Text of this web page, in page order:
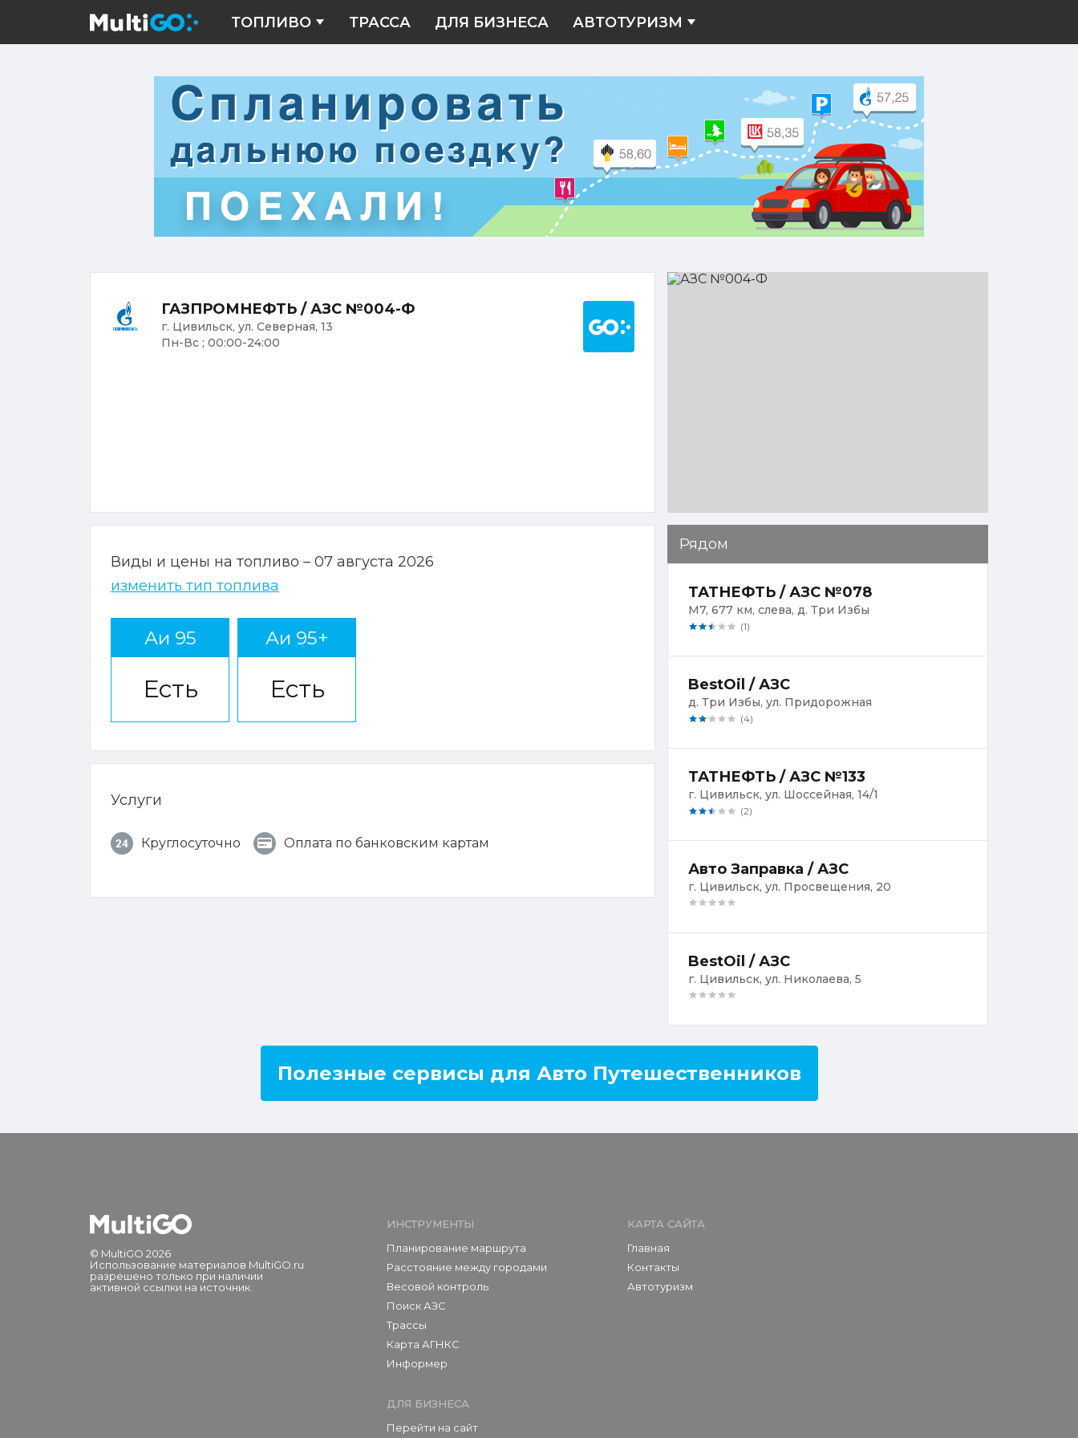
ТОПЛИВО ТРАССА ДЛЯ БИЗНЕСА АВТОТУРИЗМ
ГАЗПРОМНЕФТЬ / АЗС №004-Ф
г. Цивильск, ул. Северная, 13
Пн-Вс ; 00:00-24:00
Построить маршрут на Yandex.
АЗС
Виды и цены на топливо – 07 августа 2026
изменить тип топлива
Аи 95
Есть
Аи 95+
Есть
Услуги
Круглосуточно Оплата по банковским картам
Рядом
ТАТНЕФТЬ / АЗС №078
М7, 677 км, слева, д. Три Избы
(1)
BestOil / АЗС
д. Три Избы, ул. Придорожная
(4)
ТАТНЕФТЬ / АЗС №133
г. Цивильск, ул. Шоссейная, 14/1
(2)
Авто Заправка / АЗС
г. Цивильск, ул. Просвещения, 20
BestOil / АЗС
г. Цивильск, ул. Николаева, 5
Полезные сервисы для Авто Путешественников
© MultiGO 2026
Использование материалов MultiGO.ru
разрешено только при наличии
активной ссылки на источник.
ИНСТРУМЕНТЫ
Планирование маршрута
Расстояние между городами
Весовой контроль
Поиск АЗС
Трассы
Карта АГНКС
Информер
ДЛЯ БИЗНЕСА
Перейти на сайт
КАРТА САЙТА
Главная
Контакты
Автотуризм